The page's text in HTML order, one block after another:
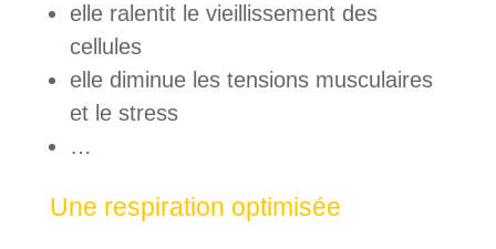
elle ralentit le vieillissement des
cellules
elle diminue les tensions musculaires
et le stress
…
Une respiration optimisée